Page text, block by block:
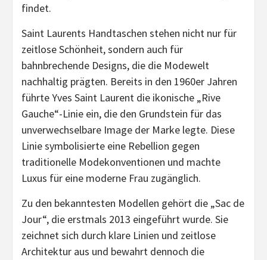
findet.
Saint Laurents Handtaschen stehen nicht nur für
zeitlose Schönheit, sondern auch für
bahnbrechende Designs, die die Modewelt
nachhaltig prägten. Bereits in den 1960er Jahren
führte Yves Saint Laurent die ikonische „Rive
Gauche“-Linie ein, die den Grundstein für das
unverwechselbare Image der Marke legte. Diese
Linie symbolisierte eine Rebellion gegen
traditionelle Modekonventionen und machte
Luxus für eine moderne Frau zugänglich.
Zu den bekanntesten Modellen gehört die „Sac de
Jour“, die erstmals 2013 eingeführt wurde. Sie
zeichnet sich durch klare Linien und zeitlose
Architektur aus und bewahrt dennoch die